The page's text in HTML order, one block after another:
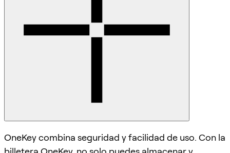
OneKey combina seguridad y facilidad de uso. Con la